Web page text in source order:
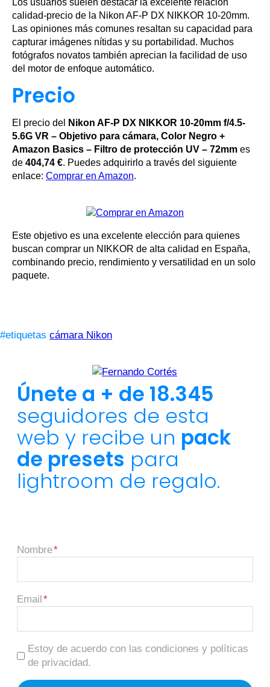
Los usuarios suelen destacar la excelente relación
calidad-precio de la Nikon AF-P DX NIKKOR 10-20mm.
Las opiniones más comunes resaltan su capacidad para
capturar imágenes nítidas y su portabilidad. Muchos
fotógrafos novatos también aprecian la facilidad de uso
del motor de enfoque automático.
Precio
El precio del
Nikon AF-P DX NIKKOR 10-20mm f/4.5-
5.6G VR – Objetivo para cámara, Color Negro +
Amazon Basics – Filtro de protección UV – 72mm es
de 404,74 €. Puedes adquirirlo a través del siguiente
enlace: Comprar en Amazon.
Este objetivo es una excelente elección para quienes
buscan comprar un NIKKOR de alta calidad en España,
combinando precio, rendimiento y versatilidad en un solo
paquete.
#etiquetas cámara Nikon
Únete a + de 18.345
seguidores de esta
web y recibe un pack
de presets para
lightroom de regalo.
Nombre
Email
Estoy de acuerdo con las condiciones y políticas
de privacidad.